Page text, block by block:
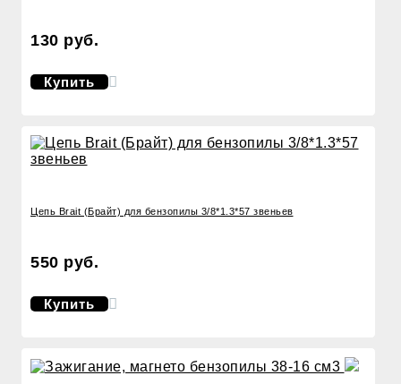
130 руб.
Купить
Цепь Brait (Брайт) для бензопилы 3/8*1.3*57 звеньев
550 руб.
Купить